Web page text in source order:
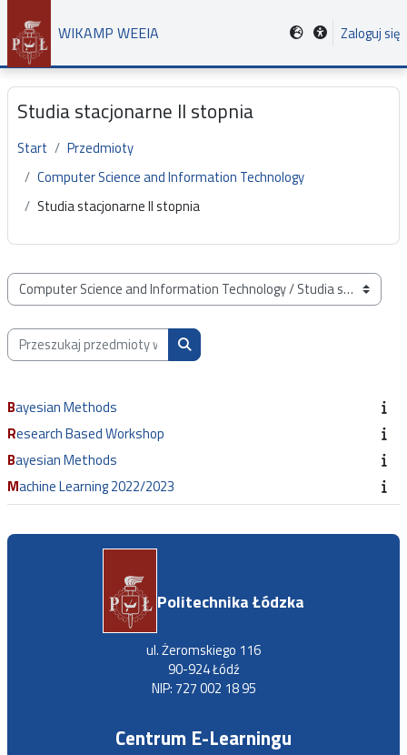
Przejdź do głównej zawartości
WIKAMP WEEIA Zaloguj się
Studia stacjonarne II stopnia
Start
Przedmioty
Computer Science and Information Technology
Studia stacjonarne II stopnia
Kategorie przedmiotów
Przeszukaj przedmioty wg nazwy, opisu lub prowadzącego
Przeszukaj przedmioty wg nazwy,
Bayesian Methods
Research Based Workshop
Bayesian Methods
Machine Learning 2022/2023
Politechnika Łódzka
ul. Żeromskiego 116
90-924 Łódź
NIP: 727 002 18 95
Centrum E-Learningu